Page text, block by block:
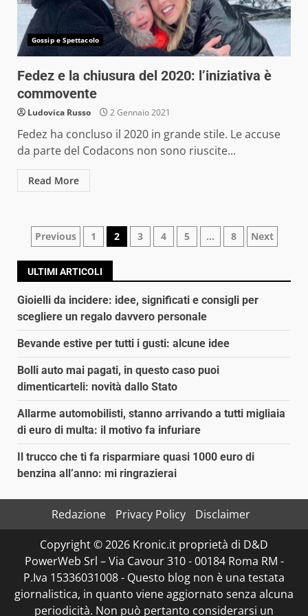
Gossip e Spettacolo
Fedez e la chiusura del 2020: l’iniziativa è
commovente
Ludovica Russo 2 Gennaio 2021
Fedez ha concluso il 2020 in grande stile. Le accuse
da parte del Codacons non sono riuscite...
Read More
Navigazione
articoli
Previous 1 2 3 4 5 … 8 Next
ULTIMI ARTICOLI
Gioielli da incidere: idee, significati e consigli per
scegliere un regalo davvero personale
Bevande estive per tutti i gusti: alcune idee
Bolli auto mai pagati, in questo caso puoi
dimenticarteli: novità dallo Stato
Allarme automobilisti, stanno arrivando a tutti migliaia
di euro di multa: il motivo fa infuriare
Il trucco che ti fa risparmiare quasi 1000 euro di
benzina all’anno: mi ringrazierai
Redazione Privacy Policy
Disclaimer
Copyright © 2026 Kronic.it proprietà di D&D
PowerWeb Srl – Via Cavour 310 - 00184 Roma RM -
P.Iva 15336031008 - Questo blog non è una testata
giornalistica, in quanto viene aggiornato senza alcuna
periodicità. Non può pertanto considerarsi un